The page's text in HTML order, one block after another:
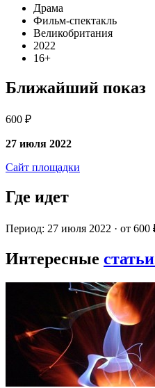
Драма
Фильм-спектакль
Великобритания
2022
16+
Ближайший показ
600 ₽
27 июля 2022
Сайт площадки
Где идет
Период: 27 июля 2022 · от 600
Интересные